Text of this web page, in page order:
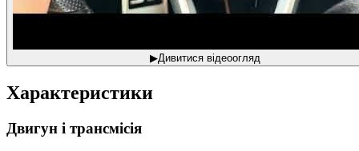
▶Дивитися відеоогляд
Характеристики
Двигун і трансмісія